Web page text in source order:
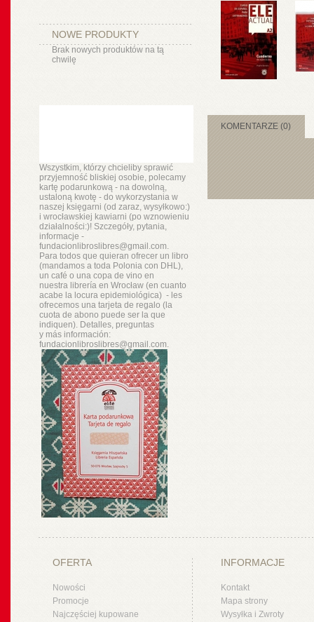
NOWE PRODUKTY
Brak nowych produktów na tą
chwilę
Wszystkim, którzy chcieliby sprawić
przyjemność bliskiej osobie, polecamy
kartę podarunkową - na dowolną,
ustaloną kwotę - do wykorzystania w
naszej księgarni (od zaraz, wysyłkowo:)
i wrocławskiej kawiarni (po wznowieniu
działalności:)! Szczegóły, pytania,
informacje -
fundacionlibroslibres@gmail.com.
Para todos que quieran ofrecer un libro
(mandamos a toda Polonia con DHL),
un café o una copa de vino en
nuestra libreríaen Wrocław (en cuanto
acabe la locura epidemiológica) - les
ofrecemos una tarjeta de regalo (la
cuota de abono puede ser la que
indiquen). Detalles, preguntas
y másinformación:
fundacionlibroslibres@gmail.com.
KOMENTARZE (0)
OFERTA
Nowości
Promocje
Najczęściej kupowane
INFORMACJE
Kontakt
Mapa strony
Wysyłka i Zwroty